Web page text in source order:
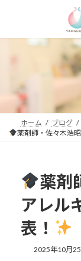
ン
プ
ー
動
ホーム ブログ
薬剤師・佐々木浩
薬剤
アレル
表！
2025年10月